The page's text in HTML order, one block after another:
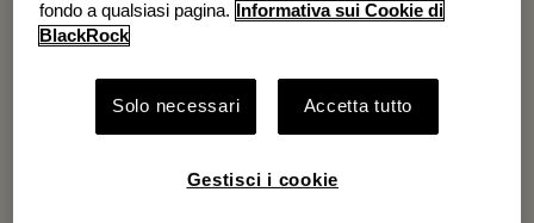
fondo a qualsiasi pagina.
Informativa sui Cookie di
BlackRock
Solo necessari Accetta tutto
Gestisci i cookie